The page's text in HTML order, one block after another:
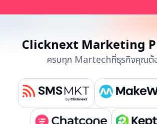
Clicknext Marketing
ครบทุก Martechที่ธุรกิจคุณต้